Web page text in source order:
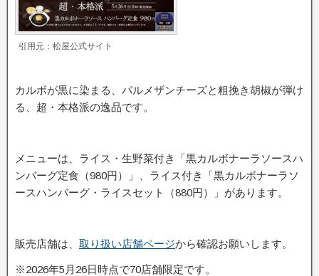
引用元：松屋公式サイト
カルボが黒に染まる、パルメザンチーズと粗挽き胡椒が弾け
る、超・本格派の逸品です。
メニューは、ライス・生野菜付き「黒カルボナーラソースハ
ンバーグ定食（980円）」、ライス付き「黒カルボナーラソ
ースハンバーグ・ライスセット（880円）」があります。
販売店舗は、 取り扱い店舗ページから確認お願いします。
※2026年5月26日時点で70店舗限定です。